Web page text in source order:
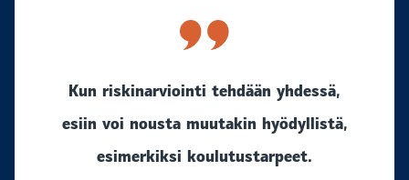
Kun riskinarviointi tehdään yhdessä,
esiin voi nousta muutakin hyödyllistä,
esimerkiksi koulutustarpeet.